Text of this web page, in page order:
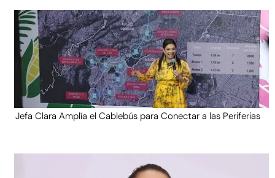
Jefa Clara Amplía el Cablebús para Conectar a las Periferias